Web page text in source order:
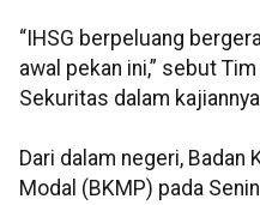
“IHSG berpeluang
awal pekan ini,” sebut
Sekuritas dalam
Dari dalam negeri, Badan
Modal (BKMP) pada